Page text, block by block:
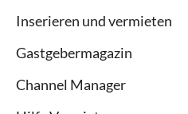
Inserieren und vermieten
Gastgebermagazin
Channel Manager